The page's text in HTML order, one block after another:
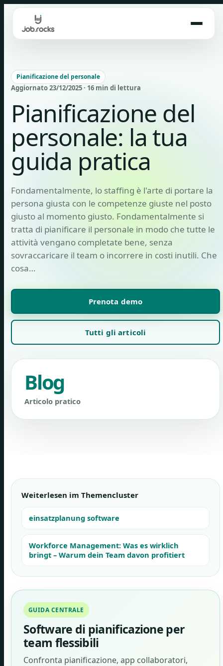
content
Pianificazione del personale
Aggiornato 23/12/2025 · 16 min di lettura
Pianificazione del
personale: la tua
guida pratica
Fondamentalmente, lo staffing è l'arte di portare la
persona giusta con le competenze giuste nel posto
giusto al momento giusto. Fondamentalmente si
tratta di pianificare il personale in modo che tutte le
attività vengano completate bene, senza
sovraccaricare il team o incorrere in costi inutili. Che
cosa…
Prenota demo
Tutti gli articoli
Blog
Articolo pratico
Weiterlesen im Themencluster
einsatzplanung software
Workforce Management: Was es wirklich
bringt – Warum dein Team davon profitiert
GUIDA CENTRALE
Software di pianificazione per
team flessibili
Confronta pianificazione, app collaboratori,